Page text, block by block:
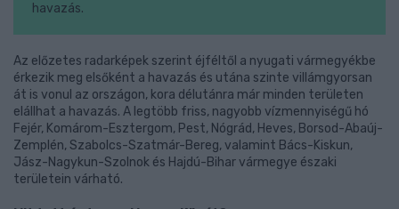
havazás.
Az előzetes radarképek szerint éjféltől a nyugati vármegyékbe
érkezik meg elsőként a havazás és utána szinte villámgyorsan
át is vonul az országon, kora délutánra már minden területen
elállhat a havazás. A legtöbb friss, nagyobb vízmennyiségű hó
Fejér, Komárom-Esztergom, Pest, Nógrád, Heves, Borsod-Abaúj-
Zemplén, Szabolcs-Szatmár-Bereg, valamint Bács-Kiskun,
Jász-Nagykun-Szolnok és Hajdú-Bihar vármegye északi
területein várható.